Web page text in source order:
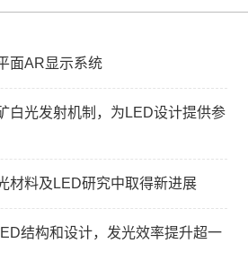
面AR显示系统
白光发射机制，为LED设计提供参
材料及LED研究中取得新进展
结构和设计，发光效率提升超一